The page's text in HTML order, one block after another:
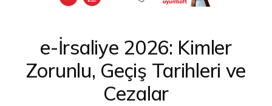
e-İrsaliye 2026: Kimler
Zorunlu, Geçiş Tarihleri ve
Cezalar